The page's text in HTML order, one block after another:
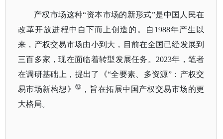
产权市场这种“资本市场的新形式”是中国人民在
改革开放进程中自下而上创造的。自1988年产生以
来，产权交易市场由小到大，目前在全国已经发展到
三百多家，现在面临着转型发展任务。2023年，笔者
在调研基础上，提出了《“全要素、多资源”：产权交
易市场新构想》⑲ ，旨在拓展中国产权交易市场的更
大格局。